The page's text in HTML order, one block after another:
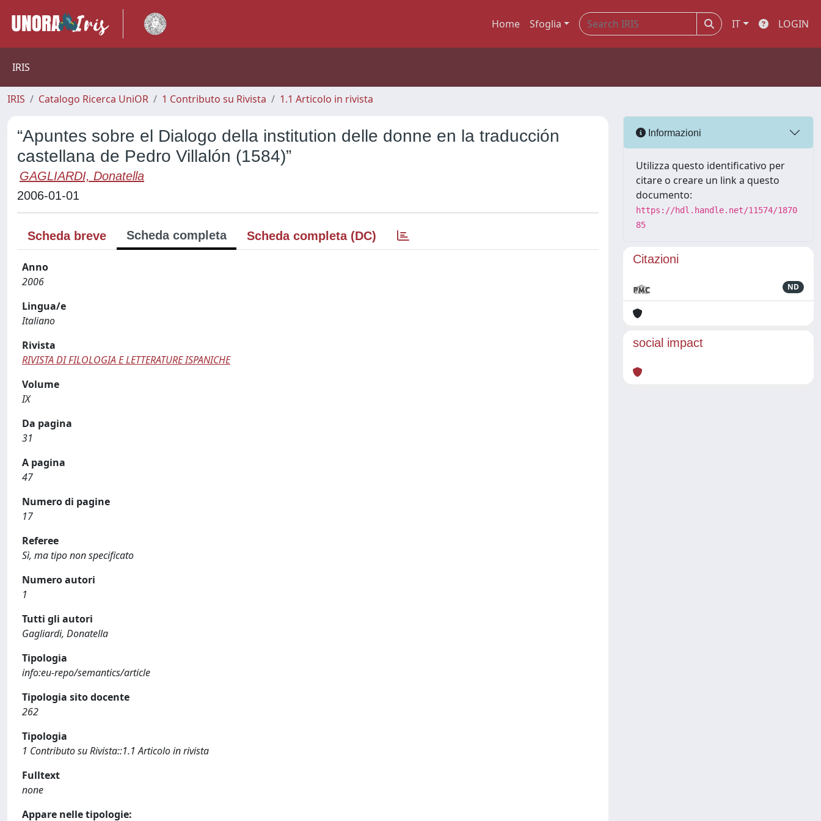
Home Sfoglia IT LOGIN
IRIS
IRIS Catalogo Ricerca UniOR 1 Contributo su Rivista 1.1 Articolo in rivista
“Apuntes sobre el Dialogo della institution delle donne en la traducción
castellana de Pedro Villalón (1584)”
GAGLIARDI, Donatella
2006-01-01
Scheda breve Scheda completa Scheda completa (DC)
Anno
2006
Lingua/e
Italiano
Rivista
RIVISTA DI FILOLOGIA E LETTERATURE ISPANICHE
Volume
IX
Da pagina
31
A pagina
47
Numero di pagine
17
Referee
Sì, ma tipo non specificato
Numero autori
1
Tutti gli autori
Gagliardi, Donatella
Tipologia
info:eu-repo/semantics/article
Tipologia sito docente
262
Tipologia
1 Contributo su Rivista::1.1 Articolo in rivista
Fulltext
none
Appare nelle tipologie:
Informazioni
Utilizza questo identificativo per
citare o creare un link a questo
documento:
https://hdl.handle.net/11574/1870
85
Citazioni
ND
social impact